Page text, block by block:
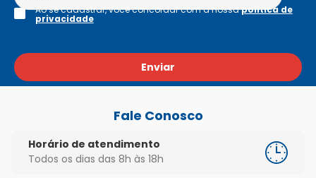
Enviar
Ao se cadastrar, você concordar com a nossapolítica de
privacidade
Fale Conosco
Horário de atendimento
Todos os dias das 8h às 18h